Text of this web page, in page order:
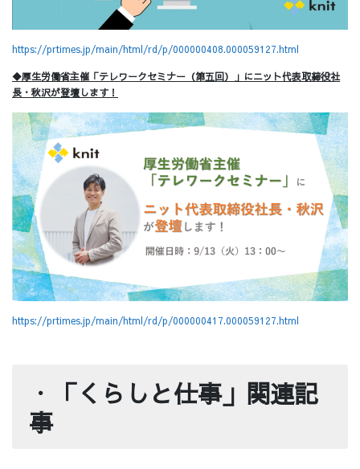
https://prtimes.jp/main/html/rd/p/000000408.000059127.html
◆厚生労働省主催「テレワークセミナー（第五回）」にニット代表取締役社
長・秋沢が登壇します！
https://prtimes.jp/main/html/rd/p/000000417.000059127.html
・
「くらしと仕事」関連記
事